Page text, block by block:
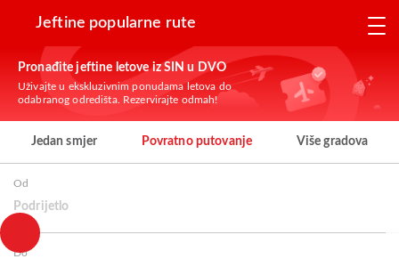
Jeftine popularne rute
Pronađite jeftine letove iz SIN u DVO
Uživajte u ekskluzivnim ponudama letova do
odabranog odredišta. Rezervirajte odmah!
Jedan smjer Povratno putovanje Više gradova
Od
Podrijetlo
Do